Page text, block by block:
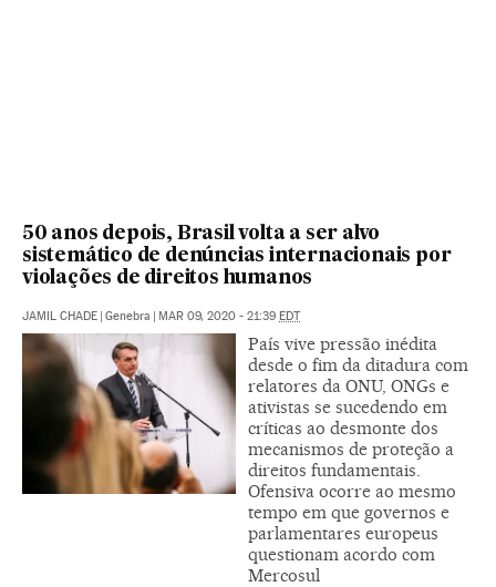
50 anos depois, Brasil volta a ser alvo
sistemático de denúncias internacionais por
violações de direitos humanos
JAMIL CHADE | Genebra | MAR 09, 2020 - 21:39 EDT
País vive pressão inédita
desde o fim da ditadura com
relatores da ONU, ONGs e
ativistas se sucedendo em
críticas ao desmonte dos
mecanismos de proteção a
direitos fundamentais.
Ofensiva ocorre ao mesmo
tempo em que governos e
parlamentares europeus
questionam acordo com
Mercosul